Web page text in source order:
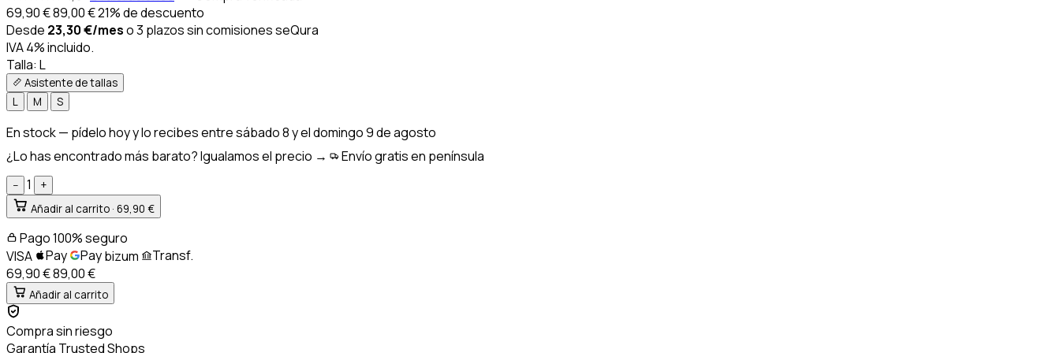
69,90€89,00€21% de descuento
Desde 23,30€/meso 3 plazos sin comisionesseQura
IVA 4% incluido.
Talla: L
Asistente de tallas
L
M S
En stock— pídelo hoy y lo recibes entresábado 8 y el domingo 9 de agosto
¿Lo has encontrado más barato? Igualamos el precio →
Envío gratis en península
− 1
+
Añadir al carrito · 69,90 €
Pago 100% seguro
VISA
Pay Paybizum
Transf.
69,90 €89,00€
Añadir al carrito
Compra sin riesgo
Garantía Trusted Shops